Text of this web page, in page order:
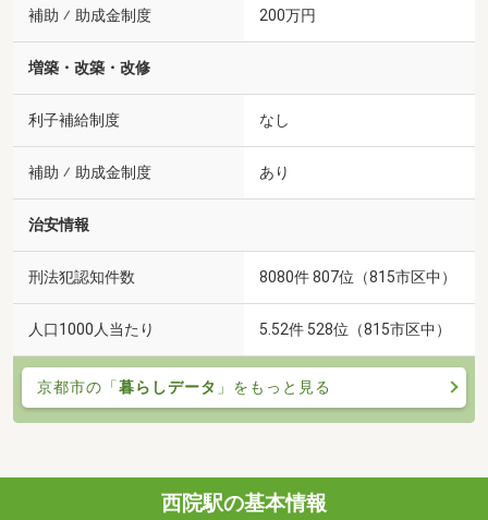
補助 ⁄ 助成金制度 200万円
増築・改築・改修
利子補給制度 なし
補助 ⁄ 助成金制度 あり
治安情報
刑法犯認知件数 8080件 807位（815市区中）
人口1000人当たり 5.52件 528位（815市区中）
京都市の「暮らしデータ 」をもっと見る
西院駅の基本情報